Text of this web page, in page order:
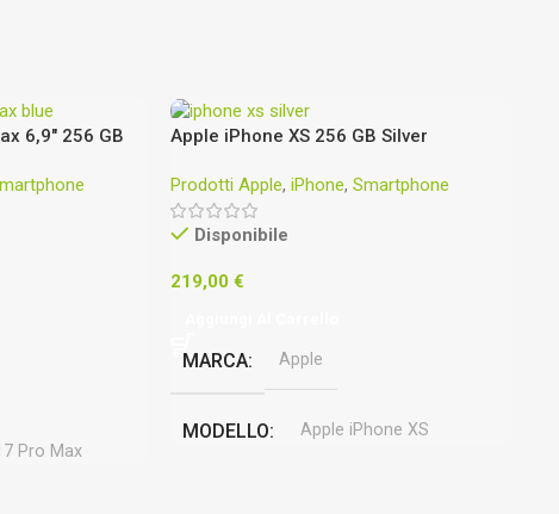
6,9″ 256 GB
Pro Max
Apple iPhone XS 256 GB Silver
Prodotti Apple, iPhone, Smartphone
Disponibile
219,00 €
MARCA Apple
MODELLO Apple iPhone XS